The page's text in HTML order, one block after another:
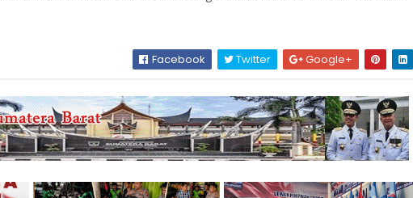
Facebook Twitter Google+